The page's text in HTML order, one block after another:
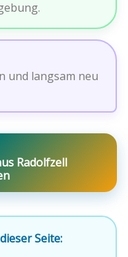
und langsam neu
Radolfzell
Seite: